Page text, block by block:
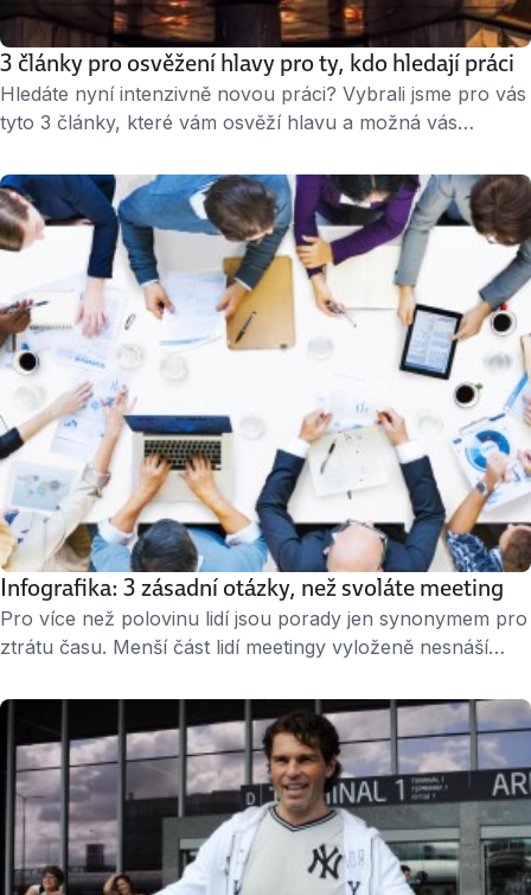
3 články pro osvěžení hlavy pro ty, kdo hledají práci
Hledáte nyní intenzivně novou práci? Vybrali jsme pro vás
tyto 3 články, které vám osvěží hlavu a možná vás
a proč? 1. Dalibor Dědek: Dobrý šéf zůstává amatérem
Zakladatel Jablotronu se v byznysu pohybuje přes 20 let,
ale co se týká vedení lidí, razí „amatérský přístup“. „Když
Infografika: 3 zásadní otázky, než svoláte meeting
Pro více než polovinu lidí jsou porady jen synonymem pro
ztrátu času. Menší část lidí meetingy vyloženě nesnáší
v zasedačce opravdu nutné a neprohlubovat zbytečně
frustraci lidí z promarněného času? » 3 minuty čtení «
Otázka číslo 1: Máte v plánu hodit dosavadní práci do …